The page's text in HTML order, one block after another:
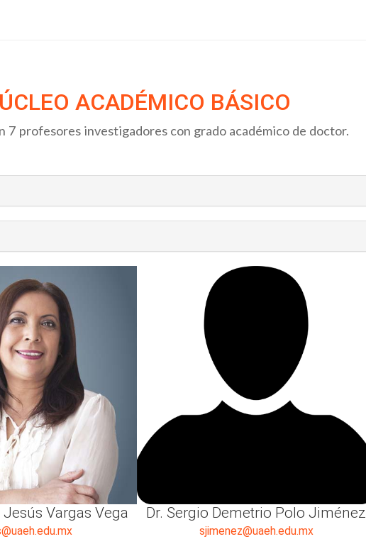
ACADÉMICO BÁSICO
7 profesores investigadores con grado académico de doctor.
Jesús Vargas Vega Dr. Sergio Demetrio Polo Jiménez
sjimenez@uaeh.edu.mx